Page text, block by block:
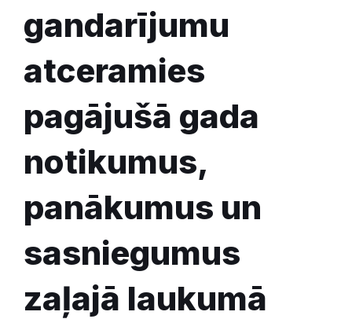
gandarījumu
atceramies
pagājušā gada
notikumus,
panākumus un
sasniegumus
zaļajā laukumā